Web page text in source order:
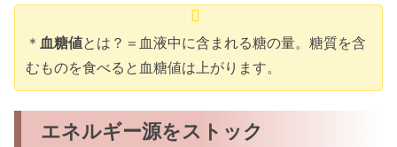
＊ 血糖値とは？＝血液中に含まれる糖の量。糖質を含
むものを食べると血糖値は上がります。
エネルギー源をストック